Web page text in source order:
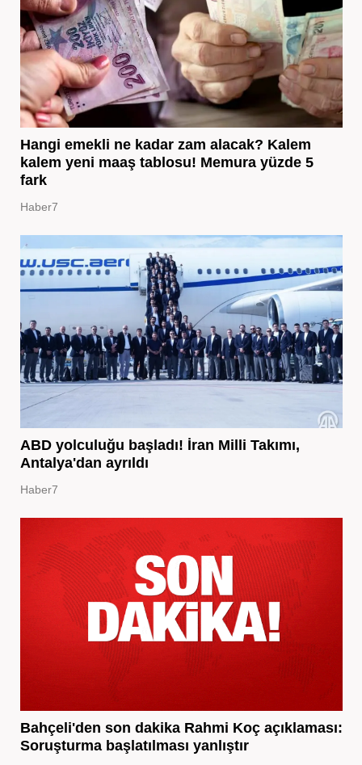
Hangi emekli ne kadar zam alacak? Kalem
kalem yeni maaş tablosu! Memura yüzde 5
fark
Haber7
ABD yolculuğu başladı! İran Milli Takımı,
Antalya'dan ayrıldı
Haber7
Bahçeli'den son dakika Rahmi Koç açıklaması:
Soruşturma başlatılması yanlıştır